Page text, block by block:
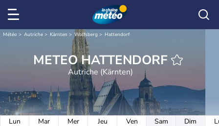
Météo Autriche Kärnten Wolfsberg Hattendorf
METEO HATTENDORF
Autriche (Kärnten)
Lun
Mar
Mer
Jeu
Ven
Sam
Dim